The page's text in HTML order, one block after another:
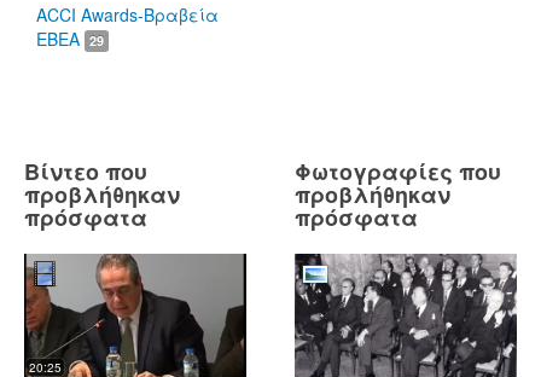
ACCI Awards-Βραβεία
ΕΒΕΑ 29
Βίντεο που
προβλήθηκαν
πρόσφατα
20:25
Φωτογραφίες που
προβλήθηκαν
πρόσφατα